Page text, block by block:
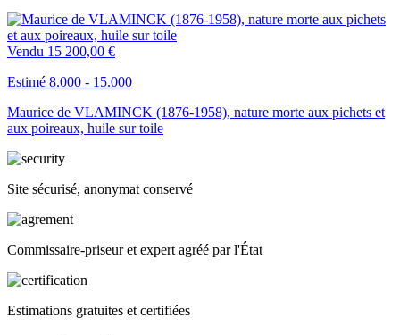
Vendu 15 200,00 €
Estimé 8.000 - 15.000
Maurice de VLAMINCK (1876-1958), nature morte aux pichets et
aux poireaux, huile sur toile
Site sécurisé, anonymat conservé
Commissaire-priseur et expert agréé par l'État
Estimations gratuites et certifiées